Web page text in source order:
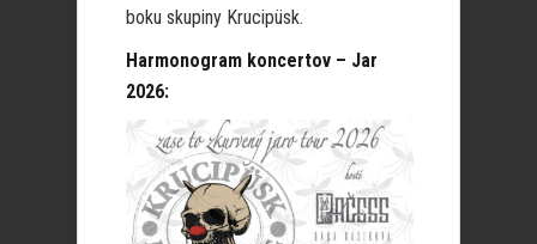
boku skupiny Krucipüsk.
Harmonogram koncertov – Jar
2026: